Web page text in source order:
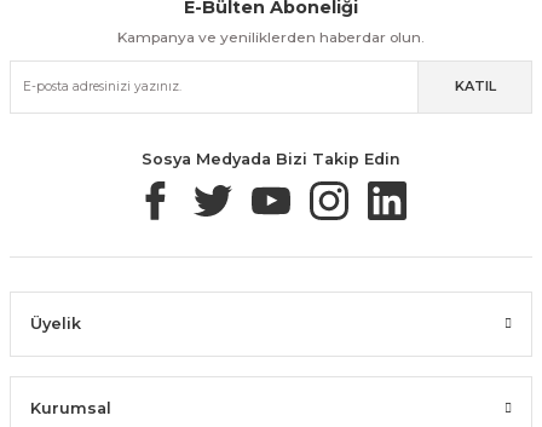
Kolay İade & Değişim Güvenli Alışveriş
Güvenli Paketleme Taksit / Havale İle Alışveriş Kolay İade & Değişim
E-Bülten Aboneliği
Kampanya ve yeniliklerden haberdar olun.
KATIL
Sosya Medyada Bizi Takip Edin
Üyelik
Kurumsal